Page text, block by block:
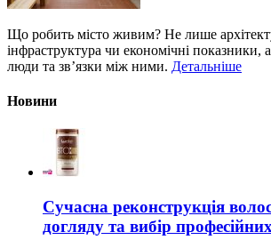
Що робить місто живим? Не лише
інфраструктура чи економічні
люди та зв’язки між ними. Детальніше
Новини
Сучасна реконструкція
догляду та вибір